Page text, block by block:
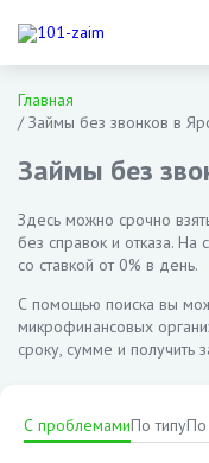
Главная
/Займы без звонков в
Займы без
Здесь можно срочно
без справок и отказа. На
со ставкой от 0% в день.
С помощью поиска вы
микрофинансовых
сроку, сумме и
С проблемамиПо типуПо